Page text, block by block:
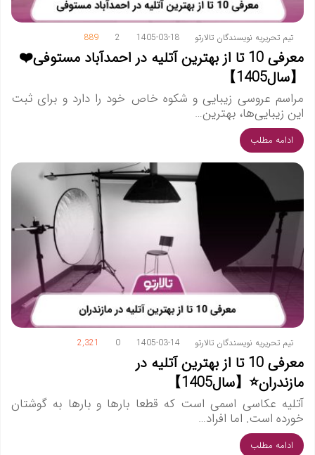
تیم تحریریه نویسندگان تالارتو 1405-03-18
2
889
معرفی 10 تا از بهترین آتلیه در احمدآباد مستوفی❤️
【سال1405】
مراسم عروسی زیبایی و شکوه خاص خود را دارد و برای ثبت
این زیبایی‌ها، بهترین…
ادامه مطلب
تیم تحریریه نویسندگان تالارتو 1405-03-14
0
2,321
معرفی 10 تا از بهترین آتلیه در
مازندران⭐【سال1405】
آتلیه عکاسی اسمی است که قطعا بارها و بارها به گوشتان
خورده است. اما افراد…
ادامه مطلب